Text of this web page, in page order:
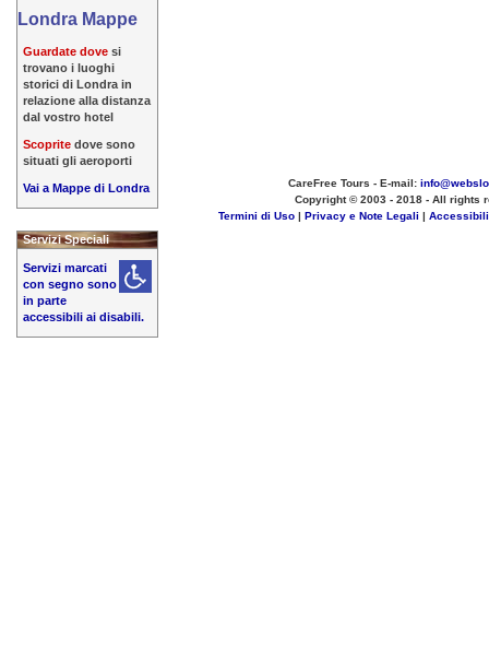
CareFree Tours - E-mail:
Copyright © 2003 - 2018 - All rights
Termini di Uso | Privacy e Note Legali |
Londra Mappe
Guardate dove si
trovano i luoghi
storici di Londra in
relazione alla distanza
dal vostro hotel
Scoprite dove sono
situati gli aeroporti
Vai a Mappe di Londra
Servizi Speciali
Servizi marcati
con segno sono
in parte
accessibili ai disabili.